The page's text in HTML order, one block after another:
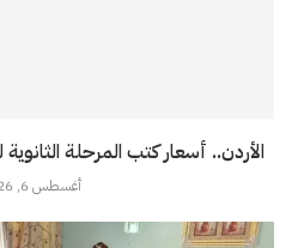
الأردن.. أسعار كتب المرحلة الثانوية للعام
أغسطس 6, 2026